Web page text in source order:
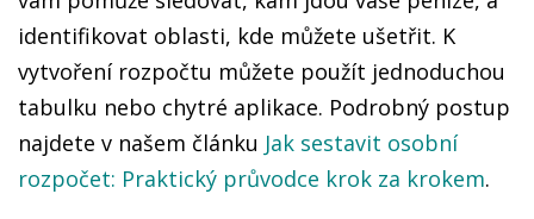
identifikovat oblasti, kde můžete ušetřit. K
vytvoření rozpočtu můžete použít jednoduchou
tabulku nebo chytré aplikace. Podrobný postup
najdete v našem článku Jak sestavit osobní
rozpočet: Praktický průvodce krok za krokem.